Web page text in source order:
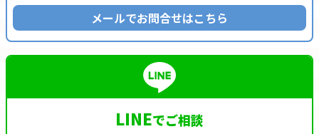
メールでお問合せはこちら
LINEでご相談